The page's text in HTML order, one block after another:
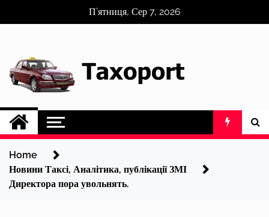
П’ятниця, Сер 7, 2026
Home
Новини Таксі, Аналітика, публікації ЗМІ
Директора пора увольнять.